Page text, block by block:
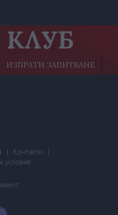
ИЗПРАТИ ЗАПИТВАНЕ
Контакти
условия